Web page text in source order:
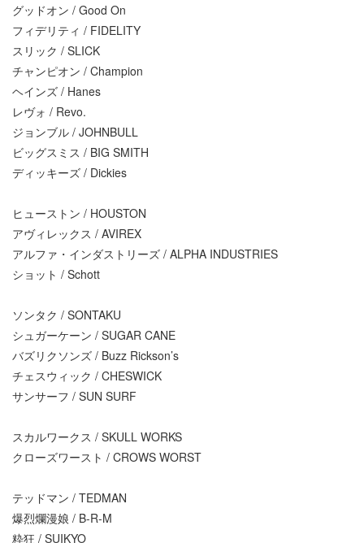
グッドオン / Good On
フィデリティ / FIDELITY
スリック / SLICK
チャンピオン / Champion
ヘインズ / Hanes
レヴォ / Revo.
ジョンブル / JOHNBULL
ビッグスミス / BIG SMITH
ディッキーズ / Dickies
ヒューストン / HOUSTON
アヴィレックス / AVIREX
アルファ・インダストリーズ / ALPHA INDUSTRIES
ショット / Schott
ソンタク / SONTAKU
シュガーケーン / SUGAR CANE
バズリクソンズ / Buzz Rickson’s
チェスウィック / CHESWICK
サンサーフ / SUN SURF
スカルワークス / SKULL WORKS
クローズワースト / CROWS WORST
テッドマン / TEDMAN
爆烈爛漫娘 / B-R-M
粋狂 / SUIKYO